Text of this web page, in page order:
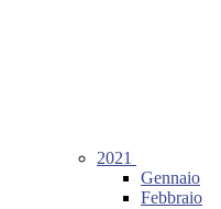
2021
Gennaio
Febbraio